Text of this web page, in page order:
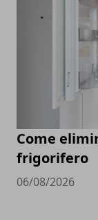
Come
frigorifero
06/08/2026